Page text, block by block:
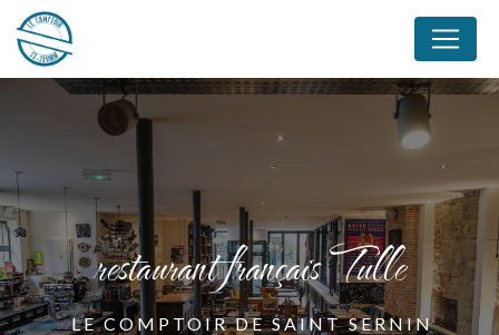
restaurant français Tulle
LE COMPTOIR DE SAINT SERNIN
Panneau de gestion des cookies